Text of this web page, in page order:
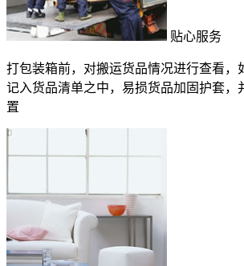
贴心服务
打包装箱前，对搬运货品情况进行查看，
记入货品清单之中，易损货品加固护套，
置